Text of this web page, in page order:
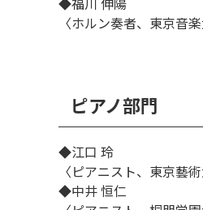
〈ホルン奏者、東京音
ピアノ部門
◆江口 玲
〈ピアニスト、東京藝
◆中井 恒仁